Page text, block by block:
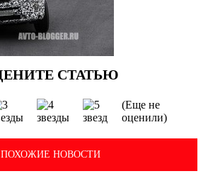
(Еще не
оценили)
ПОХОЖИЕ НОВОСТИ